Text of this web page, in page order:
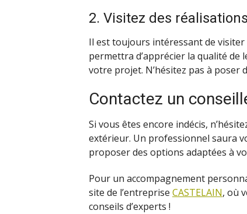
2. Visitez des
Il est toujours intéressant de visiter
permettra d’apprécier la qualité
votre projet. N’hésitez pas à
Contactez un
Si vous êtes encore indécis,
extérieur. Un professionnel saura
proposer des options adaptées à
Pour un accompagnement
site de l’entreprise CASTELAIN, où
conseils d’experts !